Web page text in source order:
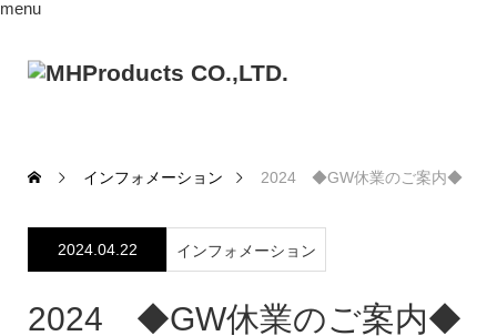
menu
インフォメーション 2024 ◆GW休業のご案内◆
2024.04.22 インフォメーション
2024 ◆GW休業のご案内◆